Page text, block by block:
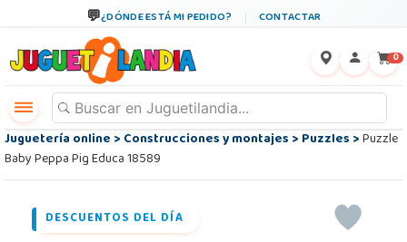
¿DÓNDE ESTÁ MI PEDIDO? CONTACTAR
0
Juguetería online>Construcciones y montajes>Puzzles>Puzzle
Baby Peppa Pig Educa 18589
DESCUENTOS DEL DÍA